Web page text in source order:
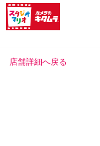
店舗詳細へ戻る